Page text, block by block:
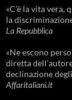
«C’è la vita
la
La Repubblica
«Ne escono
diretta
declinazione
Affaritaliani.it